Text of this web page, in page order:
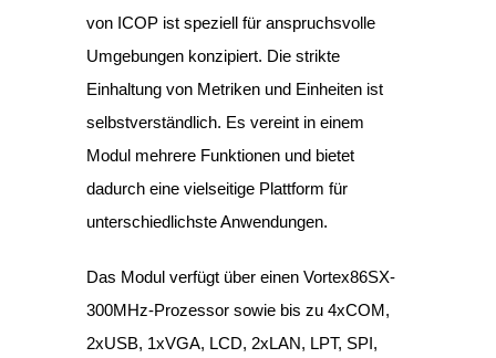
von ICOP ist speziell für anspruchsvolle
Umgebungen konzipiert. Die strikte
Einhaltung von Metriken und Einheiten ist
selbstverständlich. Es vereint in einem
Modul mehrere Funktionen und bietet
dadurch eine vielseitige Plattform für
unterschiedlichste Anwendungen.
Das Modul verfügt über einen Vortex86SX-
300MHz-Prozessor sowie bis zu 4xCOM,
2xUSB, 1xVGA, LCD, 2xLAN, LPT, SPI,